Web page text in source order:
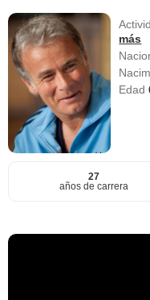
más
Edad
27
años de carrera